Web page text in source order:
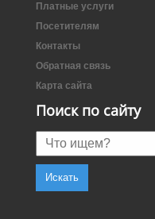
Платные услуги
Посетителям
Контакты
Обратная связь
Карта сайта
Поиск по сайту